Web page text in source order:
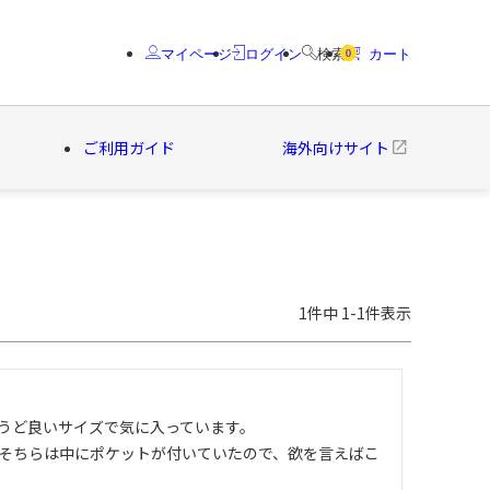
マイページ ログイン 検索 0 カート
ご利用ガイド 海外向けサイト
1件中 1-1件表示
良いサイズで気に入っています。
らは中にポケットが付いていたので、欲を言えばこ